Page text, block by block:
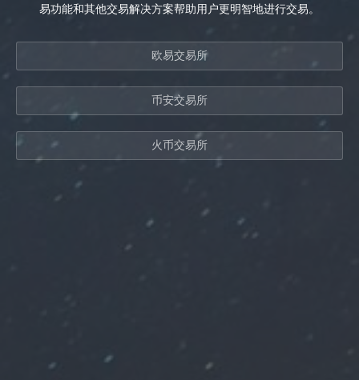
易功能和其他交易解决方案帮助用户更明智地进行交易。
欧易交易所
币安交易所
火币交易所